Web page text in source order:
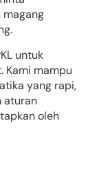
magang
untuk
Kami mampu
yang rapi,
aturan
oleh